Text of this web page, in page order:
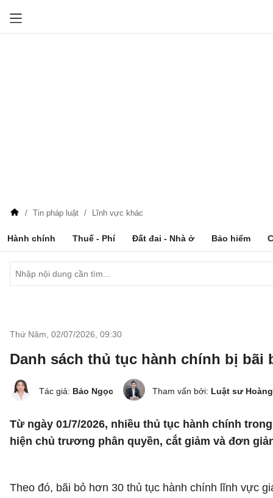
Tin pháp luật Lĩnh vực khác
Hành chính Thuế - Phí Đất đai - Nhà ở Bảo hiểm
Thứ Năm, 02/07/2026 09:30
Danh sách thủ tục hành chính bị bãi
Tác giả: Bảo Ngọc Tham vấn bởi: Luật sư
Từ ngày 01/7/2026, nhiều thủ tục hành chính
hiện chủ trương phân quyền, cắt giảm và đơn
Theo đó, bãi bỏ hơn 30 thủ tục hành chính lĩnh vực